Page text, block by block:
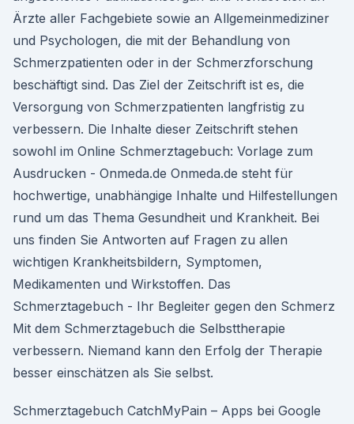
Ärzte aller Fachgebiete sowie an Allgemeinmediziner
und Psychologen, die mit der Behandlung von
Schmerzpatienten oder in der Schmerzforschung
beschäftigt sind. Das Ziel der Zeitschrift ist es, die
Versorgung von Schmerzpatienten langfristig zu
verbessern. Die Inhalte dieser Zeitschrift stehen
sowohl im Online Schmerztagebuch: Vorlage zum
Ausdrucken - Onmeda.de Onmeda.de steht für
hochwertige, unabhängige Inhalte und Hilfestellungen
rund um das Thema Gesundheit und Krankheit. Bei
uns finden Sie Antworten auf Fragen zu allen
wichtigen Krankheitsbildern, Symptomen,
Medikamenten und Wirkstoffen. Das
Schmerztagebuch - Ihr Begleiter gegen den Schmerz
Mit dem Schmerztagebuch die Selbsttherapie
verbessern. Niemand kann den Erfolg der Therapie
besser einschätzen als Sie selbst.
Schmerztagebuch CatchMyPain – Apps bei Google